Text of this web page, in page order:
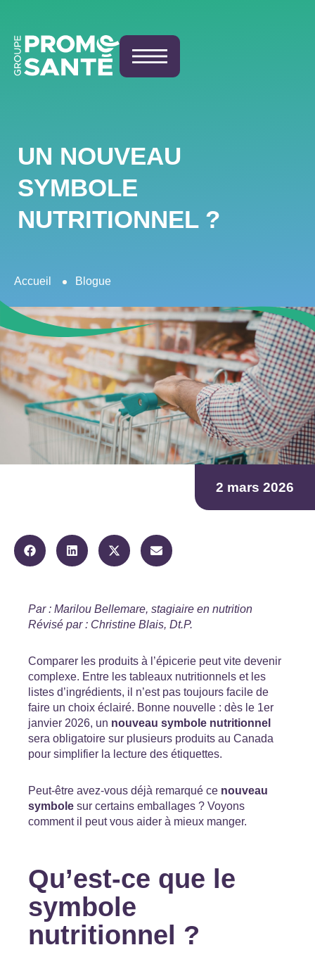
UN NOUVEAU
SYMBOLE
NUTRITIONNEL ?
Accueil Blogue
2 mars 2026
Par : Marilou Bellemare, stagiaire en nutrition
Révisé par : Christine Blais, Dt.P.
Comparer les produits à l’épicerie peut vite devenir
complexe. Entre les tableaux nutritionnels et les
listes d’ingrédients, il n’est pas toujours facile de
faire un choix éclairé. Bonne nouvelle : dès le 1er
janvier 2026, un nouveau symbole nutritionnel
sera obligatoire sur plusieurs produits au Canada
pour simplifier la lecture des étiquettes.
Peut-être avez-vous déjà remarqué ce nouveau
symbole sur certains emballages ? Voyons
comment il peut vous aider à mieux manger.
Qu’est-ce que le
symbole
nutritionnel ?